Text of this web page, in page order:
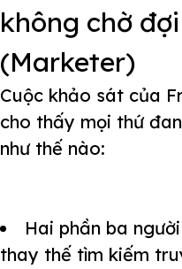
không chờ
(Marketer)
Cuộc khảo sát của
cho thấy mọi thứ
như thế nào:
Hai phần ba
thay thế tìm kiếm